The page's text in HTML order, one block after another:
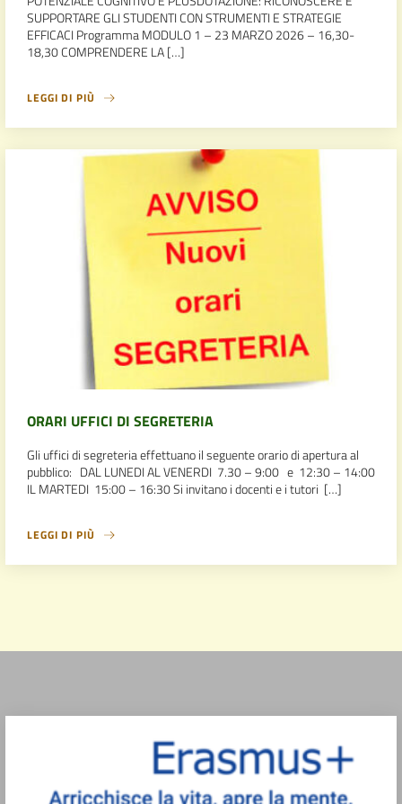
SUPPORTARE GLI STUDENTI CON STRUMENTI E STRATEGIE
EFFICACI Programma MODULO 1 – 23 MARZO 2026 – 16,30-
18,30 COMPRENDERE LA […]
LEGGI DI PIÙ
ORARI UFFICI DI SEGRETERIA
Gli uffici di segreteria effettuano il seguente orario di apertura al
pubblico: DAL LUNEDI AL VENERDI 7.30 – 9:00 e 12:30 – 14:00
IL MARTEDI 15:00 – 16:30 Si invitano i docenti e i tutori […]
LEGGI DI PIÙ